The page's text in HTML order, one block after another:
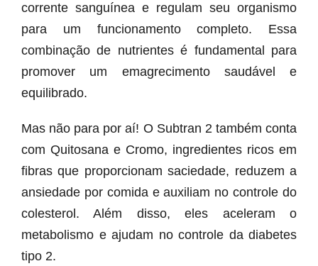
corrente sanguínea e regulam seu organismo
para um funcionamento completo. Essa
combinação de nutrientes é fundamental para
promover um emagrecimento saudável e
equilibrado.
Mas não para por aí! O Subtran 2 também conta
com Quitosana e Cromo, ingredientes ricos em
fibras que proporcionam saciedade, reduzem a
ansiedade por comida e auxiliam no controle do
colesterol. Além disso, eles aceleram o
metabolismo e ajudam no controle da diabetes
tipo 2.